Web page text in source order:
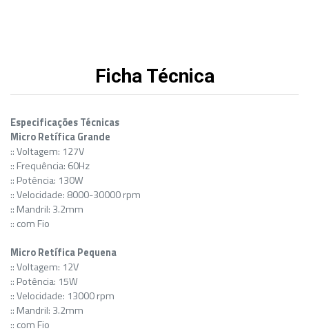
Ficha Técnica
Especificações Técnicas
Micro Retífica Grande
:: Voltagem: 127V
:: Frequência: 60Hz
:: Potência: 130W
:: Velocidade: 8000-30000 rpm
:: Mandril: 3.2mm
:: com Fio
Micro Retífica Pequena
:: Voltagem: 12V
:: Potência: 15W
:: Velocidade: 13000 rpm
:: Mandril: 3.2mm
:: com Fio